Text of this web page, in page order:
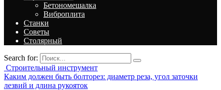
Бетономешалка
Виброплита
Станки
Советы
Столярный
Search for:
Строительный инструмент
Каким должен быть болторез: диаметр реза, угол заточки
лезвий и длина рукояток